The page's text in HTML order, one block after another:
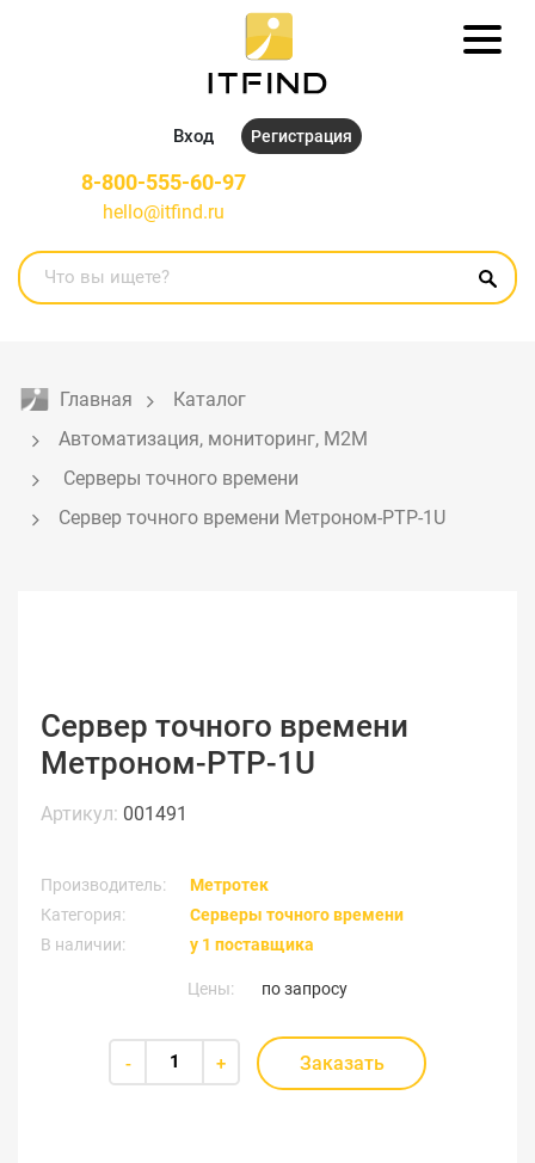
Вход Регистрация
8-800-555-60-97
hello@itfind.ru
Главная
Каталог
Автоматизация, мониторинг, M2M
Серверы точного времени
Сервер точного времени Метроном-РТР-1U
Сервер точного времени
Метроном-РТР-1U
Артикул: 001491
Производитель:
Метротек
Категория:
Серверы точного времени
В наличии:
у 1 поставщика
Цены: по запросу
- + Заказать